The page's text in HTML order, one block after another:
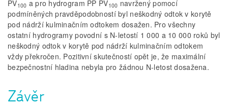
PV100 a pro hydrogram PP PV100 navržený pomocí
podmíněných pravděpodobností byl neškodný odtok v korytě
pod nádrží kulminačním odtokem dosažen. Pro všechny
ostatní hydrogramy povodní s N-letostí 1 000 a 10 000 roků byl
neškodný odtok v korytě pod nádrží kulminačním odtokem
vždy překročen. Pozitivní skutečností opět je, že maximální
bezpečnostní hladina nebyla pro žádnou N-letost dosažena.
Závěr